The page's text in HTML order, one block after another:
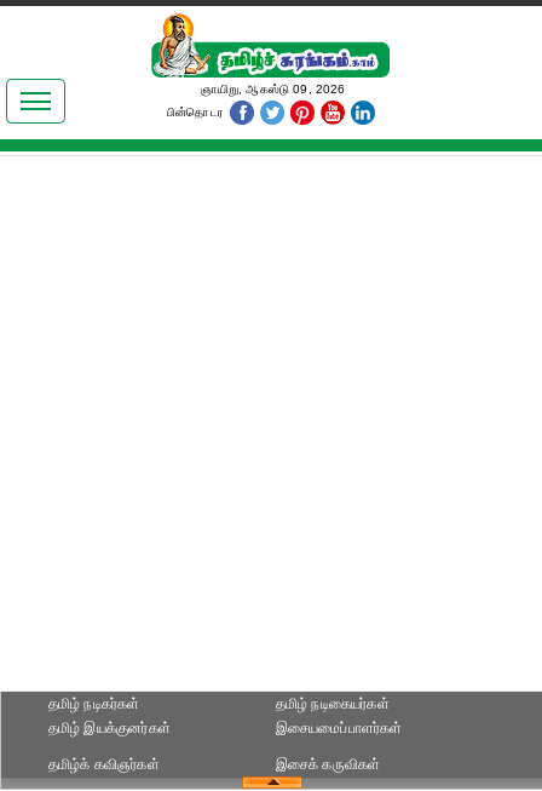
இலக்கியங்கள்
தமிழ் உலகம்
ஞாயிறு, ஆகஸ்டு 09, 2026
பின்தொடர
தமிழ் நடிகர்கள்
தமிழ் நடிகையர்கள்
தமிழ் இயக்குனர்கள்
இசையமைப்பாளர்கள்
தமிழ்க் கவிஞர்கள் இசைக் கருவிகள்